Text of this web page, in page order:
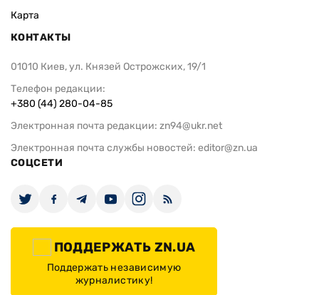
Карта
КОНТАКТЫ
01010 Киев, ул. Князей Острожских, 19/1
Телефон редакции:
+380 (44) 280-04-85
Электронная почта редакции: zn94@ukr.net
Электронная почта службы новостей: editor@zn.ua
СОЦСЕТИ
ПОДДЕРЖАТЬ ZN.UA
Поддержать независимую
журналистику!